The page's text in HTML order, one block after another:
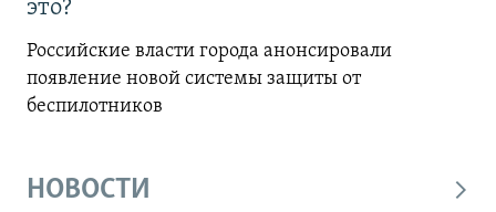
это?
Российские власти города анонсировали
появление новой системы защиты от
беспилотников
НОВОСТИ